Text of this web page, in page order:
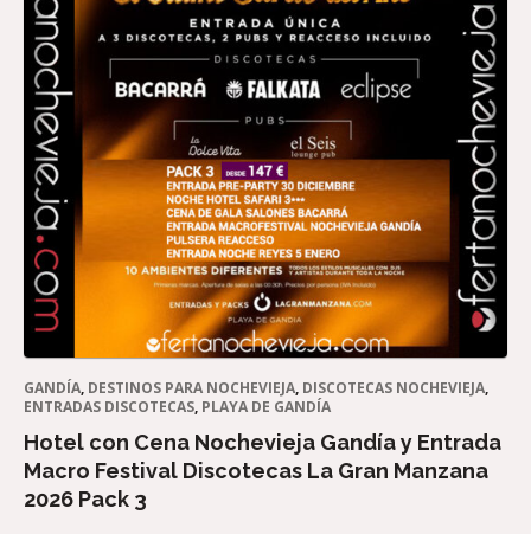
GANDÍA, DESTINOS PARA NOCHEVIEJA, DISCOTECAS NOCHEVIEJA,
ENTRADAS DISCOTECAS, PLAYA DE GANDÍA
Hotel con Cena Nochevieja Gandía y Entrada
Macro Festival Discotecas La Gran Manzana
2026 Pack 3